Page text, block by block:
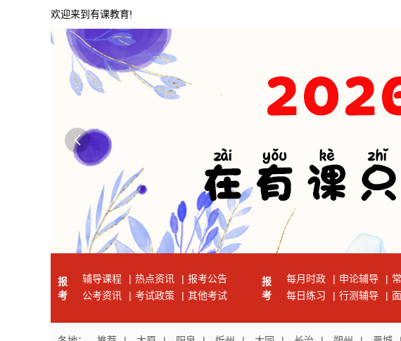
欢迎来到有课教育!

报
考
辅导课程 | 热点资讯 | 报考公告
公考资讯
| 考试政策 | 其他考试
报
考
每月时政 | 申论辅导 |
每日练习
| 行测辅导 |